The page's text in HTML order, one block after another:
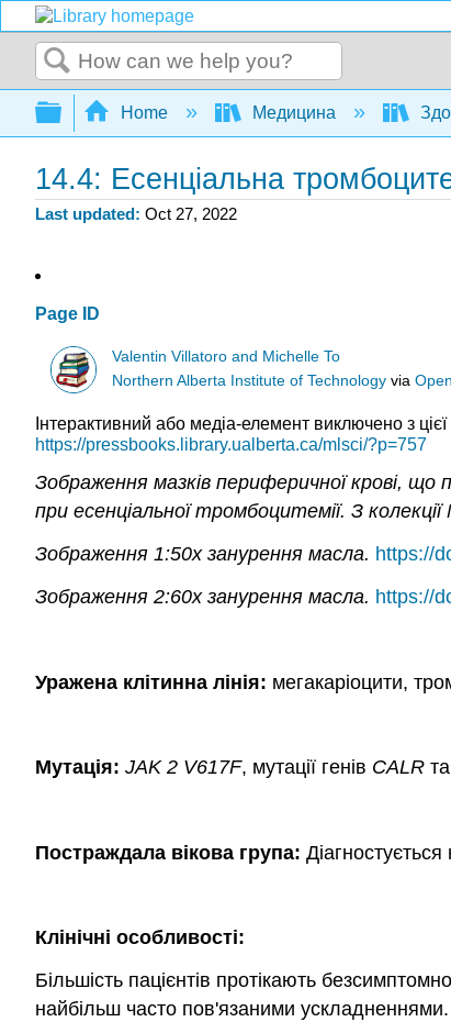
Search
Expand/collapse global hierarchy
Home Медицина
14.4: Есенціальна
Last updated Oct 27, 2022
Page ID
Valentin Villatoro and Michelle To
Northern Alberta Institute of Technologyvia
Інтерактивний або медіа-елемент виключено з
https://pressbooks.library.ualberta.ca/mlsci/?p=757
Зображення мазків периферичної крові,
при есенціальної тромбоцитемії. З
Зображення 1:50x занурення масла. https://
Зображення 2:60x занурення масла. https://
Уражена клітинна лінія: мегакаріоцити,
Мутація: JAK 2 V617F, мутації генів CALR та
Постраждала вікова група: Діагностується
Клінічні особливості:
Більшість пацієнтів протікають
найбільш часто пов'язаними